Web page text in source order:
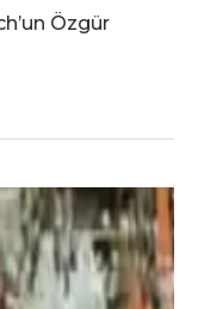
Özgür